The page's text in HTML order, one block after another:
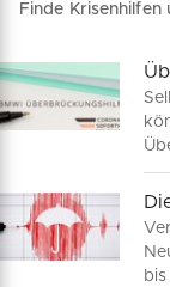
Finde